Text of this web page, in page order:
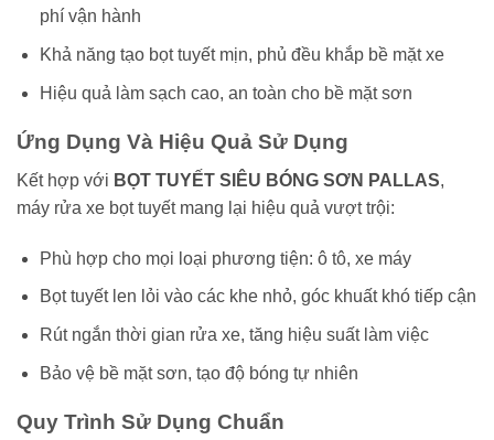
phí vận hành
Khả năng tạo bọt tuyết mịn, phủ đều khắp bề mặt xe
Hiệu quả làm sạch cao, an toàn cho bề mặt sơn
Ứng Dụng Và Hiệu Quả Sử Dụng
Kết hợp với BỌT TUYẾT SIÊU BÓNG SƠN PALLAS,
máy rửa xe bọt tuyết mang lại hiệu quả vượt trội:
Phù hợp cho mọi loại phương tiện: ô tô, xe máy
Bọt tuyết len lỏi vào các khe nhỏ, góc khuất khó tiếp cận
Rút ngắn thời gian rửa xe, tăng hiệu suất làm việc
Bảo vệ bề mặt sơn, tạo độ bóng tự nhiên
Quy Trình Sử Dụng Chuẩn